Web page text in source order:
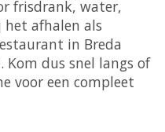
frisdrank, water,
afhalen als
in Breda
Kom dus snel langs of
voor een compleet